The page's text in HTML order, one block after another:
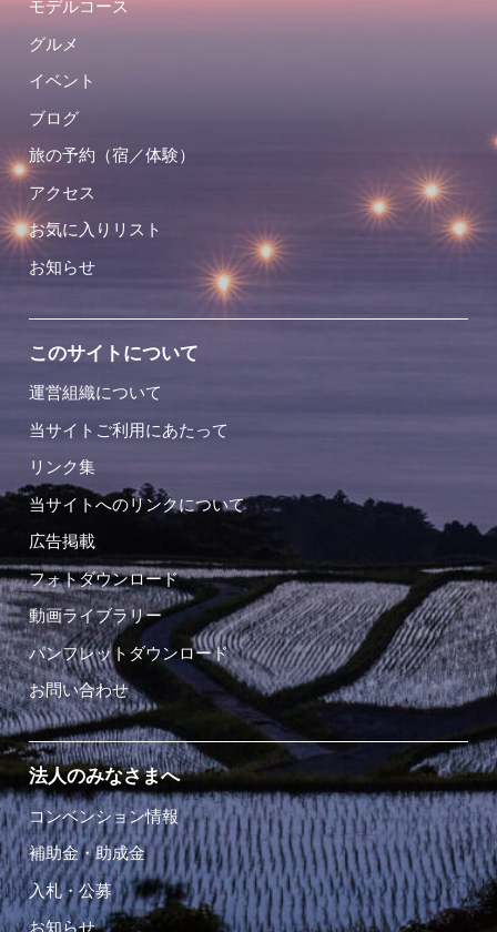
モデルコース
グルメ
イベント
ブログ
旅の予約（宿／体験）
アクセス
お気に入りリスト
お知らせ
このサイトについて
運営組織について
当サイトご利用にあたって
リンク集
当サイトへのリンクについて
広告掲載
フォトダウンロード
動画ライブラリー
パンフレットダウンロード
お問い合わせ
法人のみなさまへ
コンベンション情報
補助金・助成金
入札・公募
お知らせ